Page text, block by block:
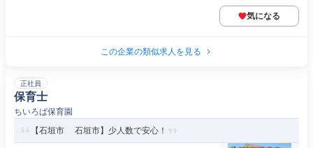
気になる
この企業の類似求人を見る
正社員
保育士
ちいろば保育園
【石垣市 石垣市】少人数で安心！